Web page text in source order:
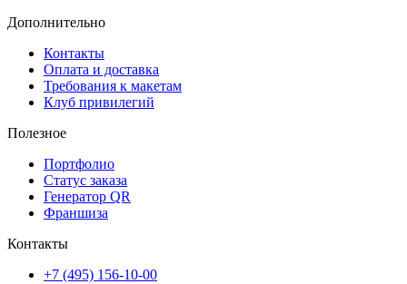
Дополнительно
Контакты
Оплата и доставка
Требования к макетам
Клуб привилегий
Полезное
Портфолио
Статус заказа
Генератор QR
Франшиза
Контакты
+7 (495) 156-10-00